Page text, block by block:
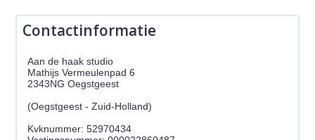
Contactinformatie
Aan de haak studio
Mathijs Vermeulenpad 6
2343NG Oegstgeest
(Oegstgeest - Zuid-Holland)
Kvknummer: 52970434